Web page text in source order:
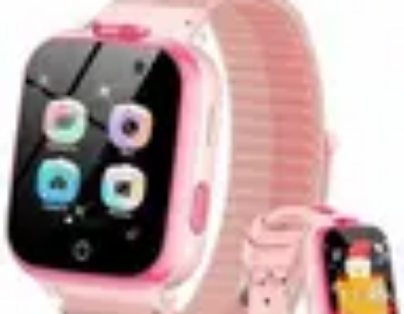
Amour et Cœurs
Relations AmoureusesRelations amoureuses
RituelsTendancesPsychologie de l'Amour
Amour et Cœurs